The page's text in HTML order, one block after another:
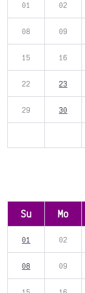
01 02
08 09
15 16
22 23
29 30
Su Mo
01 02
08 09